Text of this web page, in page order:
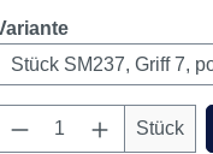
auswählen
Produkt Stück